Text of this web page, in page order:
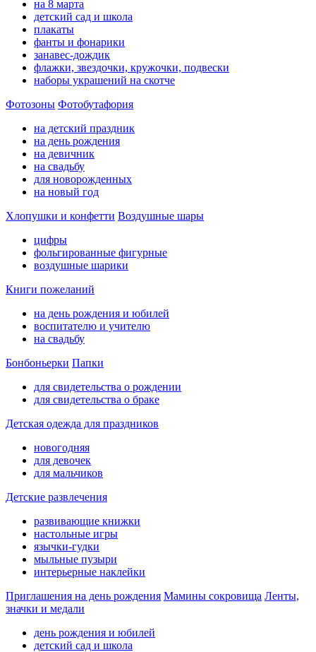
на 8 марта
детский сад и школа
плакаты
фанты и фонарики
занавес-дождик
флажки, звездочки, кружочки, подвески
наборы украшений на скотче
Фотозоны Фотобутафория
на детский праздник
на день рождения
на девичник
на свадьбу
для новорожденных
на новый год
Хлопушки и конфетти Воздушные шары
цифры
фольгированные фигурные
воздушные шарики
Книги пожеланий
на день рождения и юбилей
воспитателю и учителю
на свадьбу
Бонбоньерки Папки
для свидетельства о рождении
для свидетельства о браке
Детская одежда для праздников
новогодняя
для девочек
для мальчиков
Детские развлечения
развивающие книжки
настольные игры
язычки-гудки
мыльные пузыри
интерьерные наклейки
Приглашения на день рождения Мамины сокровища Ленты,
значки и медали
день рождения и юбилей
детский сад и школа